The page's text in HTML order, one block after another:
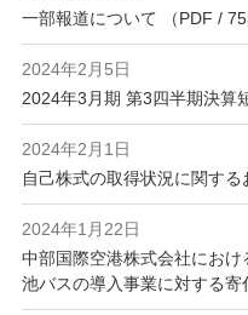
一部報道について （PDF /
2024年2月5日
2024年3月期 第3四半期決算
2024年2月1日
自己株式の取得状況に関する
2024年1月22日
中部国際空港株式会社にお
池バスの導入事業に対する寄